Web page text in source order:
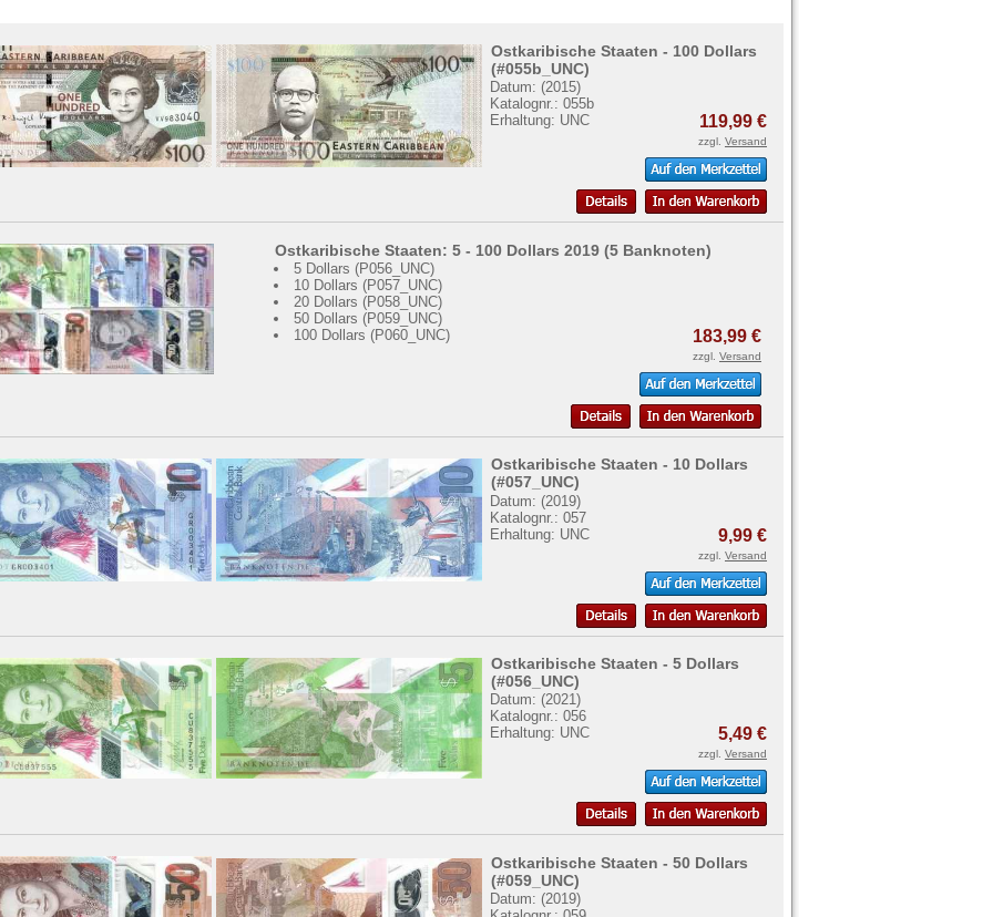
Ostkaribische Staaten - 100 Dollars
(#055b_UNC)
Datum: (2015)
Katalognr.: 055b
Erhaltung: UNC
119,99 €
zzgl. Versand
Ostkaribische Staaten: 5 - 100 Dollars 2019 (5 Banknoten)
5 Dollars (P056_UNC)
10 Dollars (P057_UNC)
20 Dollars (P058_UNC)
50 Dollars (P059_UNC)
100 Dollars (P060_UNC)
183,99 €
zzgl. Versand
Ostkaribische Staaten - 10 Dollars
(#057_UNC)
Datum: (2019)
Katalognr.: 057
Erhaltung: UNC
9,99 €
zzgl. Versand
Ostkaribische Staaten - 5 Dollars
(#056_UNC)
Datum: (2021)
Katalognr.: 056
Erhaltung: UNC
5,49 €
zzgl. Versand
Ostkaribische Staaten - 50 Dollars
(#059_UNC)
Datum: (2019)